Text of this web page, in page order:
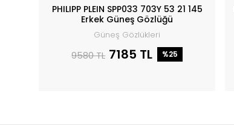
PHILIPP PLEIN SPP033 703Y 53 21 145
Erkek Güneş Gözlüğü
Güneş Gözlükleri
9580 TL 7185 TL %25